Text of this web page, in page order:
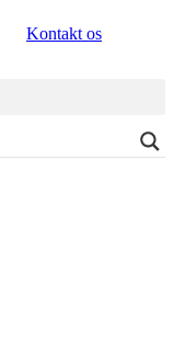
Kontakt os